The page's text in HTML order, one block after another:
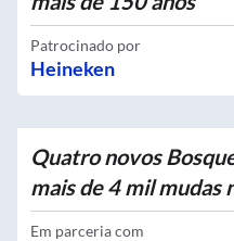
Patrocinado por
Heineken
Quatro novos
mais de 4 mil mudas
Em parceria com